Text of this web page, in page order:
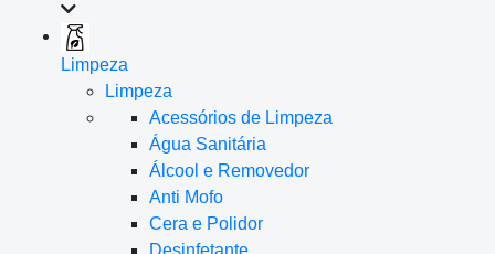
Limpeza
Limpeza
Acessórios de Limpeza
Água Sanitária
Álcool e Removedor
Anti Mofo
Cera e Polidor
Desinfetante